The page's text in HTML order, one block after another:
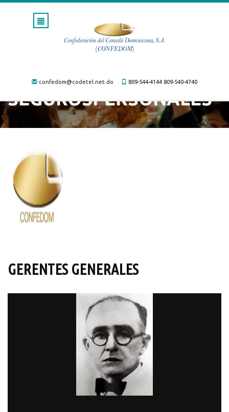
confedom@codetel.net.do 809-544-4144 809-540-4740
SEGUROSPERSONALES
GERENTES GENERALES